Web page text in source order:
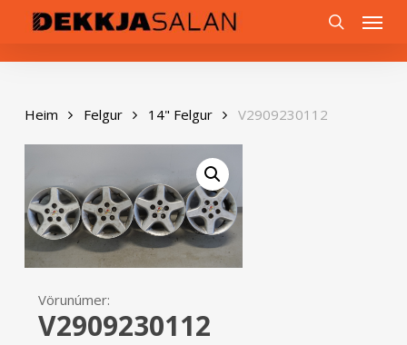
content
Menu
Heim Felgur 14" Felgur V2909230112
Vörunúmer:
V2909230112